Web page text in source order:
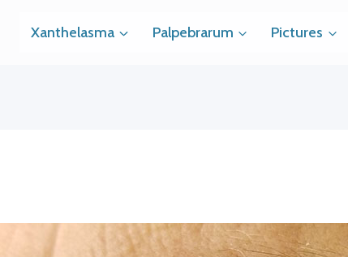
Xanthelasma Palpebrarum Pictures